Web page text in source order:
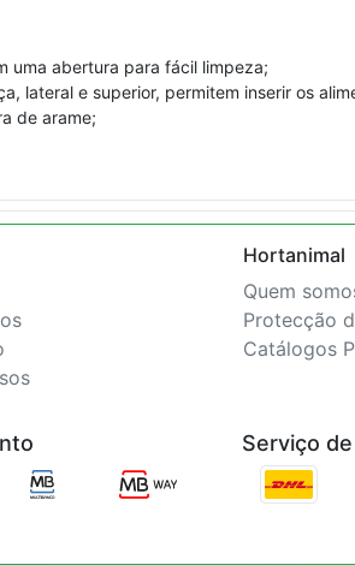
uma abertura para fácil limpeza;
lateral e superior, permitem inserir os
de arame;
Hortanimal
Quem
Protecção
Catálogos
Serviço